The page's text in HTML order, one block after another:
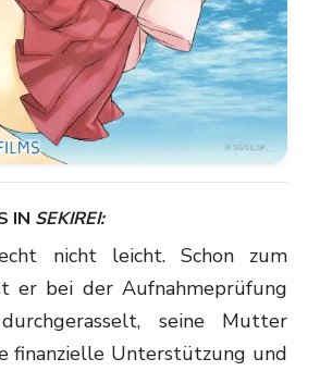
IN SEKIREI:
er bei der Aufnahmeprüfung
seine Mutter
finanzielle Unterstützung und